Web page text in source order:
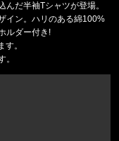
だ半袖Tシャツが登場。
イン。ハリのある綿100%
ルダー付き!
。
。